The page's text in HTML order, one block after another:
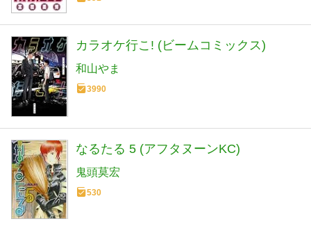
カラオケ行こ! (ビームコミックス)
和山やま
3990
なるたる 5 (アフタヌーンKC)
鬼頭莫宏
530